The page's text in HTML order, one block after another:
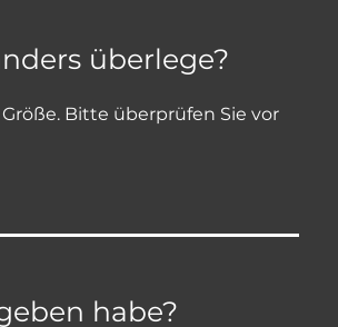
überlege?
Bitte überprüfen Sie vor
habe?